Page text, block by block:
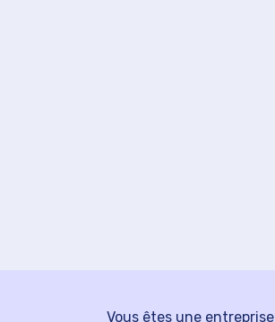
Vous êtes une entreprise